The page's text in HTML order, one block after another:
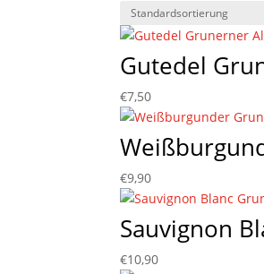
Gutedel
€7,50
€9,90
Sauvignon
€10,90